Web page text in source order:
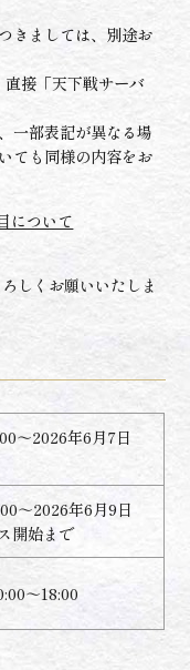
きましては、別途お
接「天下戦サーバ
一部表記が異なる場
ても同様の内容をお
について
しくお願いいたしま
～2026年6月7日
～2026年6月9日
開始まで
～18:00